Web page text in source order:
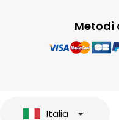
Metodi
Italia